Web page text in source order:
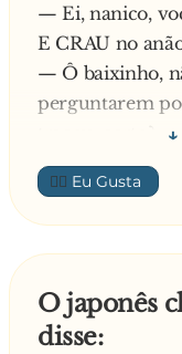
— O seu pai,
cavalheiro!
— Ei, nanico,
E CRAU no
— Ô baixinho,
perguntarem
No dia seguinte
tomou outro
encontrou o
anterior?
saudades!
E CRAU de
👍🏼
O japonês
disse: